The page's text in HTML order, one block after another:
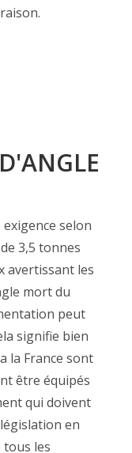
selon
3,5 tonnes
avertissant les
mort du
peut
signifie bien
la France sont
être équipés
qui doivent
en
tous les